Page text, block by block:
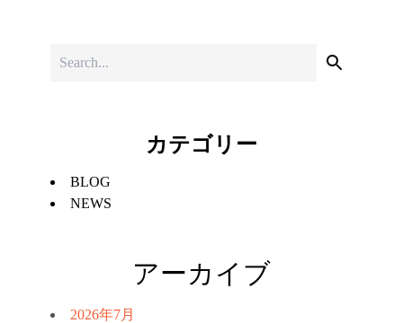
カテゴリー
BLOG
NEWS
アーカイブ
2026年7月